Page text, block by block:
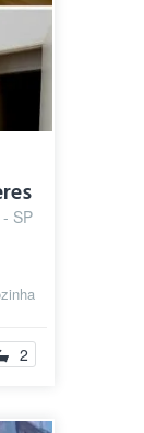
SP
2